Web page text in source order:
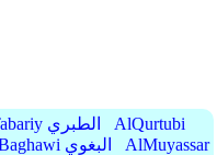
AtTabariy الطبري
AlQurtubi
AlBaghawi البغوي
AlMuyassar